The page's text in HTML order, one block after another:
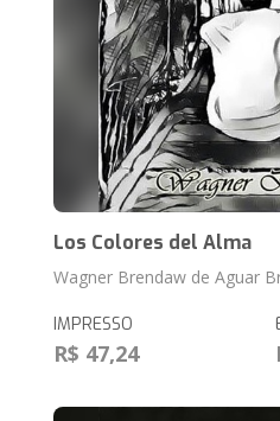
Los Colores del Alma
Wagner Brendaw de Aguar
IMPRESSO
R$ 47,24